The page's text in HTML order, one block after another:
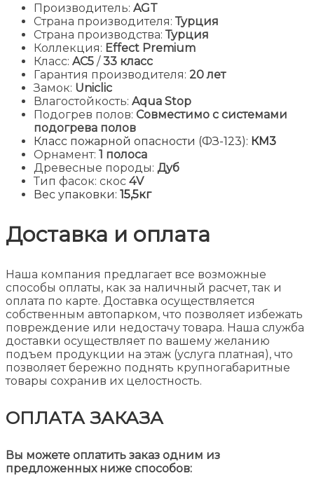
Производитель: AGT
Страна производителя: Турция
Страна производства: Турция
Коллекция: Effect Premium
Класс: AC5 /33 класс
Гарантия производителя: 20 лет
Замок: Uniclic
Влагостойкость: Aqua Stop
Подогрев полов: Совместимо с системами
подогрева полов
Класс пожарной опасности (ФЗ-123): КМ3
Орнамент: 1 полоса
Древесные породы: Дуб
Тип фасок: скос 4V
Вес упаковки: 15,5кг
Доставка и оплата
Наша компания предлагает все возможные
способы оплаты, как за наличный расчет, так и
оплата по карте. Доставка осуществляется
собственным автопарком, что позволяет избежать
повреждение или недостачу товара. Наша служба
доставки осуществляет по вашему желанию
подъем продукции на этаж (услуга платная), что
позволяет бережно поднять крупногабаритные
товары сохранив их целостность.
ОПЛАТА ЗАКАЗА
Вы можете оплатить заказ одним из
предложенных ниже способов: